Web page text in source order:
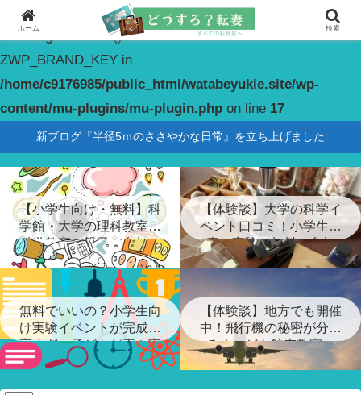
Warning
: constant(): Couldn't find constant
ZWP_BRAND_KEY in
/home/c9176985/public_html/watabeyukie.site/wp-
content/mu-plugins/mu-plugin.php on line 17
新ブログ『半径5ｍのささやかな日常』を立ち上げました
【小学生向け・無料】科
学館・大学の理科教室・
科学教室に親子で参加！
【体験談】大学の科学イ
ベント口コミ！小学生が
喜ぶ実験に無料で参加
無料でいいの？小学生向
け実験イベントが完成度
高すぎ…子どもが喜ぶ実
験ショー
【体験談】地方でも開催
中！飛行機の秘密が分か
る「こども航空教室」
ホーム 検索